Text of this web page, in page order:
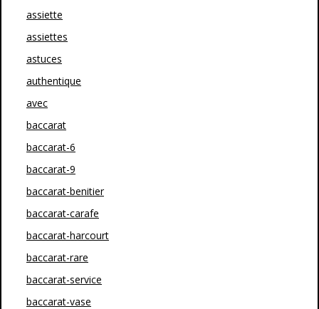
assiette
assiettes
astuces
authentique
avec
baccarat
baccarat-6
baccarat-9
baccarat-benitier
baccarat-carafe
baccarat-harcourt
baccarat-rare
baccarat-service
baccarat-vase